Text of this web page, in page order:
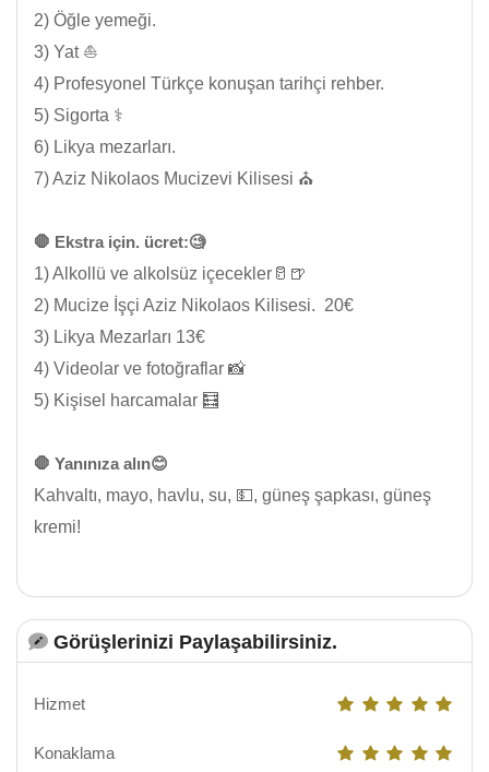
2) Öğle yemeği.
3) Yat ⛵
4) Profesyonel Türkçe konuşan tarihçi rehber.
5) Sigorta ⚕️
6) Likya mezarları.
7) Aziz Nikolaos Mucizevi Kilisesi ⛪
🛑 Ekstra için. ücret:🧐
1) Alkollü ve alkolsüz içecekler🥛🍺
2) Mucize İşçi Aziz Nikolaos Kilisesi. 20€
3) Likya Mezarları 13€
4) Videolar ve fotoğraflar 📸
5) Kişisel harcamalar 🧮
🛑 Yanınıza alın😊
Kahvaltı, mayo, havlu, su, 💵, güneş şapkası, güneş
kremi!
Görüşlerinizi Paylaşabilirsiniz.
Hizmet
Konaklama